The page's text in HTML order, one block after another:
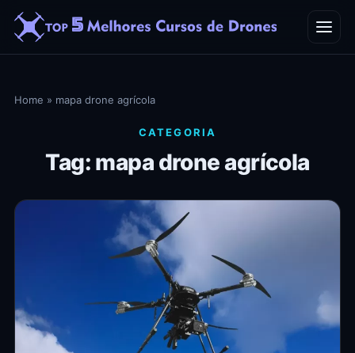
Contato
Home » mapa drone agrícola
CATEGORIA
Tag: mapa drone agrícola